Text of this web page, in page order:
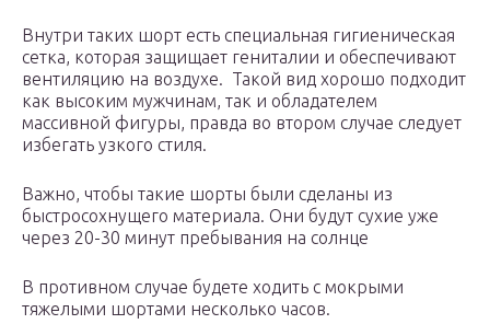
Внутри таких шорт есть специальная гигиеническая
сетка, которая защищает гениталии и обеспечивают
вентиляцию на воздухе. Такой вид хорошо подходит
как высоким мужчинам, так и обладателем
массивной фигуры, правда во втором случае следует
избегать узкого стиля.
Важно, чтобы такие шорты были сделаны из
быстросохнущего материала. Они будут сухие уже
через 20-30 минут пребывания на солнце
В противном случае будете ходить с мокрыми
тяжелыми шортами несколько часов.